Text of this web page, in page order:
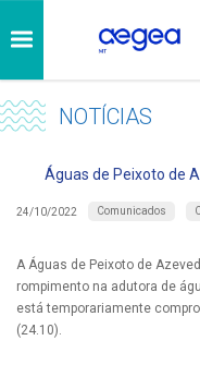
NOTÍCIAS
Águas de Peixoto de
24/10/2022 Comunicados
A Águas de Peixoto de
rompimento na adutora de
está temporariamente
(24.10).